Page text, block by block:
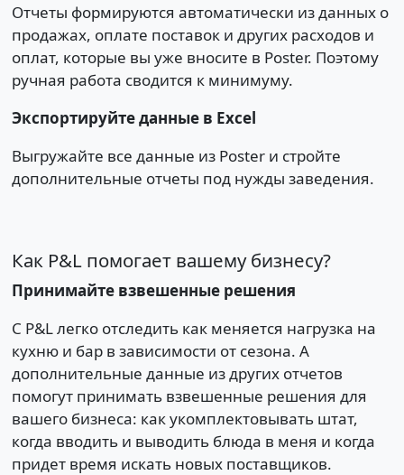
Отчеты формируются автоматически из данных о
продажах, оплате поставок и других расходов и
оплат, которые вы уже вносите в Poster. Поэтому
ручная работа сводится к минимуму.
Экспортируйте данные в Excel
Выгружайте все данные из Poster и стройте
дополнительные отчеты под нужды заведения.
Как P&L помогает вашему бизнесу?
Принимайте взвешенные решения
С P&L легко отследить как меняется нагрузка на
кухню и бар в зависимости от сезона. А
дополнительные данные из других отчетов
помогут принимать взвешенные решения для
вашего бизнеса: как укомплектовывать штат,
когда вводить и выводить блюда в меня и когда
придет время искать новых поставщиков.